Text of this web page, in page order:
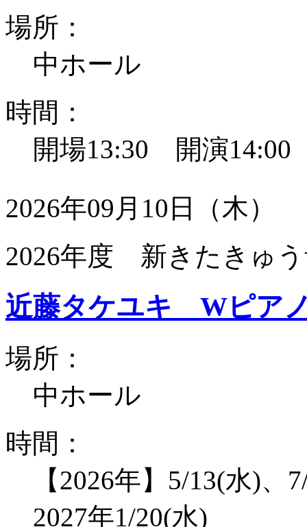
場所：
中ホール
時間：
開場13:30 開演14:00
2026年09月10日（木）
2026年度 新きたきゅ
近藤タケユキ Wピア
場所：
中ホール
時間：
【2026年】5/13(水)
2027年1/20(水)